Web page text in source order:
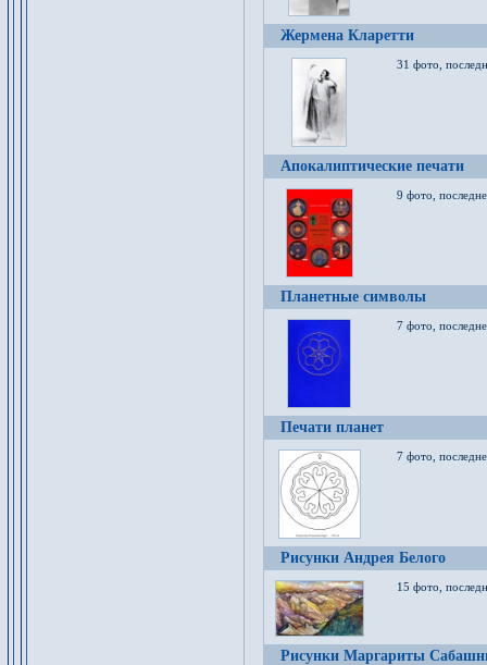
Жермена Кларетти
31 фото,
Апокалиптические печати
9 фото,
Планетные символы
7 фото,
Печати планет
7 фото,
Рисунки Андрея Белого
15 фото,
Рисунки Маргариты